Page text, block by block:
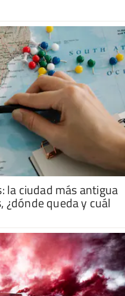
la ciudad más antigua
queda y cuál